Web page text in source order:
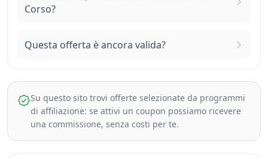
Corso?
Questa offerta è ancora valida?
Su questo sito trovi offerte selezionate da programmi
di affiliazione: se attivi un coupon possiamo ricevere
una commissione, senza costi per te.